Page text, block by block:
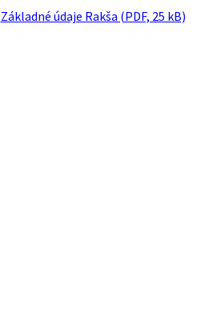
Základné údaje Rakša (PDF, 25 kB)